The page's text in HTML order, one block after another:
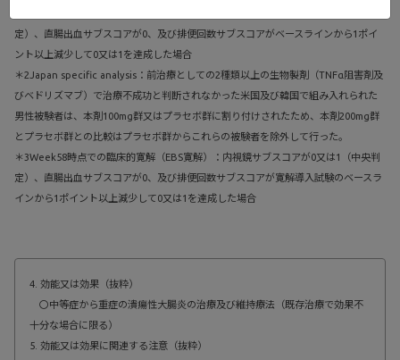
定）、直腸出血サブスコアが0、及び排便回数サブスコアがベースラインから1ポイ
ント以上減少して0又は1を達成した場合
＊2Japan specific analysis：前治療としての2種類以上の生物製剤（TNFα阻害剤及
びベドリズマブ）で治療不成功と判断されなかった米国及び韓国で組み入れられた
男性被験者は、本剤100mg群又はプラセボ群に割り付けされたため、本剤200mg群
とプラセボ群との比較はプラセボ群からこれらの被験者を除外して行った。
＊3Week58時点での臨床的寛解（EBS寛解）：内視鏡サブスコアが0又は1（中央判
定）、直腸出血サブスコアが0、及び排便回数サブスコアが寛解導入試験のベースラ
インから1ポイント以上減少して0又は1を達成した場合
4. 効能又は効果（抜粋）
〇中等症から重症の潰瘍性大腸炎の治療及び維持療法（既存治療で効果不
十分な場合に限る）
5. 効能又は効果に関連する注意（抜粋）